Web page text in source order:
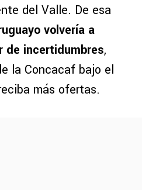
del Valle. De esa
volvería a
de incertidumbres,
la Concacaf bajo el
más ofertas.